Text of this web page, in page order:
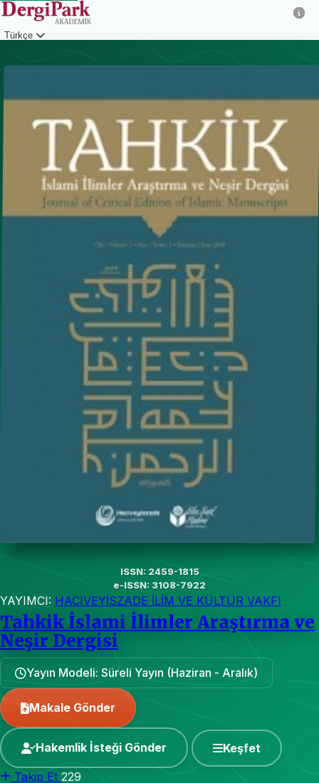
Türkçe
ISSN: 2459-1815
e-ISSN: 3108-7922
YAYIMCI: HACIVEYİSZADE İLİM VE KÜLTÜR VAKFI
Tahkik İslami İlimler Araştırma ve
Neşir Dergisi
Yayın Modeli: Süreli Yayın (Haziran - Aralık)
Makale Gönder
Hakemlik İsteği Gönder Keşfet
Takip Et 229